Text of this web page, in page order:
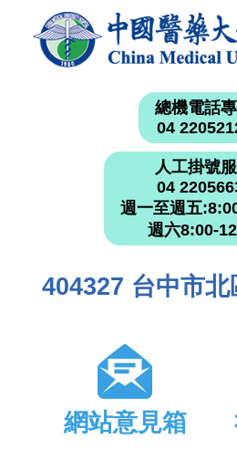
總機電話
04
人工掛號
04
週一至週五
週六8:00-
404327 台中市
網站意見箱